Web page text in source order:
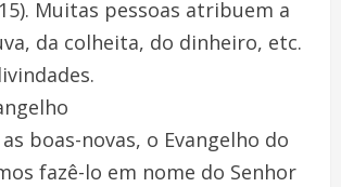
Muitas pessoas atribuem a
da colheita, do dinheiro, etc.
boas-novas, o Evangelho do
fazê-lo em nome do Senhor